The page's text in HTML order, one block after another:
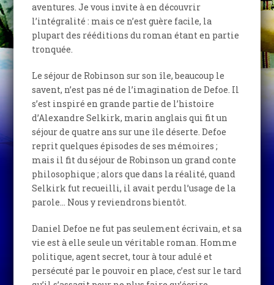
aventures. Je vous invite à en découvrir
l’intégralité : mais ce n’est guère facile, la
plupart des rééditions du roman étant en partie
tronquée.
Le séjour de Robinson sur son île, beaucoup le
savent, n’est pas né de l’imagination de Defoe. Il
s’est inspiré en grande partie de l’histoire
d’Alexandre Selkirk, marin anglais qui fit un
séjour de quatre ans sur une île déserte. Defoe
reprit quelques épisodes de ses mémoires ;
mais il fit du séjour de Robinson un grand conte
philosophique ; alors que dans la réalité, quand
Selkirk fut recueilli, il avait perdu l’usage de la
parole… Nous y reviendrons bientôt.
Daniel Defoe ne fut pas seulement écrivain, et sa
vie est à elle seule un véritable roman. Homme
politique, agent secret, tour à tour adulé et
persécuté par le pouvoir en place, c’est sur le tard